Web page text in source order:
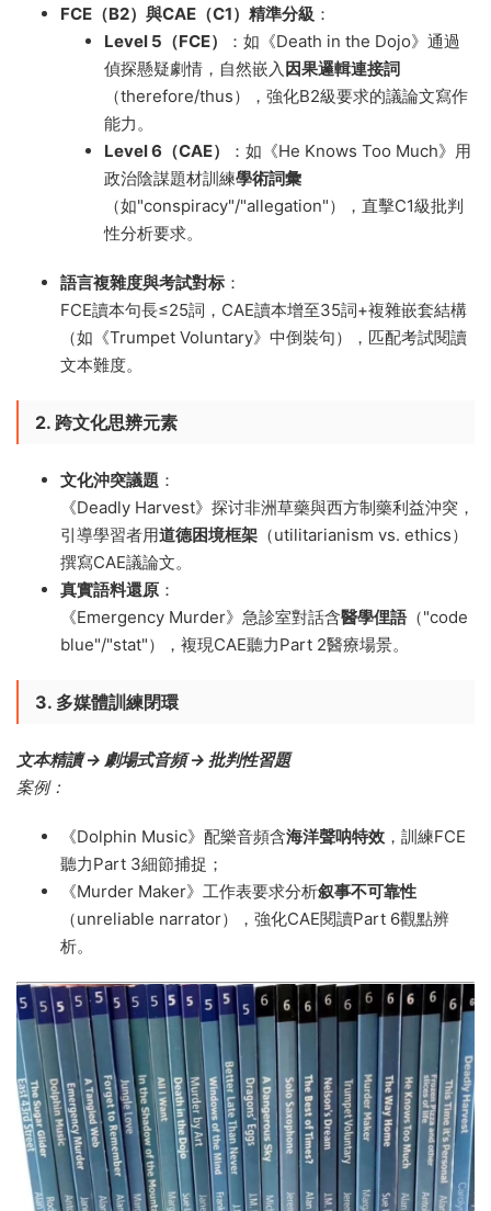
FCE（B2）與CAE（C1）精準分級 ​：
Level 5（FCE）​
​：如《Death in the Dojo》通過
偵探懸疑劇情，自然嵌入 因果邏輯連接詞
（therefore/thus），強化B2級要求的議論文寫作
能力。
Level 6（CAE）​
​：如《He Knows Too Much》用
政治陰謀題材訓練學術詞彙
（如"conspiracy"/"allegation"），直擊C1級批判
性分析要求。
語言複雜度與考試對标 ​：
FCE讀本句長≤25詞，CAE讀本增至35詞+複雜嵌套結構
（如《Trumpet Voluntary》中倒裝句），匹配考試閱讀
文本難度。
2. 跨文化思辨元素
文化沖突議題 ​：
《Deadly Harvest》探讨非洲草藥與西方制藥利益沖突，
引導學習者用道德困境框架 ​（utilitarianism vs. ethics）
撰寫CAE議論文。
真實語料還原 ​：
《Emergency Murder》急診室對話含醫學俚語​（"code
blue"/"stat"），複現CAE聽力Part 2醫療場景。
3. 多媒體訓練閉環
文本精讀 → 劇場式音頻 → 批判性習題
案例：
《Dolphin Music》配樂音頻含海洋聲呐特效 ，訓練FCE
聽力Part 3細節捕捉；
《Murder Maker》工作表要求分析叙事不可靠性
（unreliable narrator），強化CAE閱讀Part 6觀點辨
析。